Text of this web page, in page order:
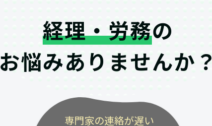
経理・労務の
お悩みありませんか？
専門家の連絡が遅い